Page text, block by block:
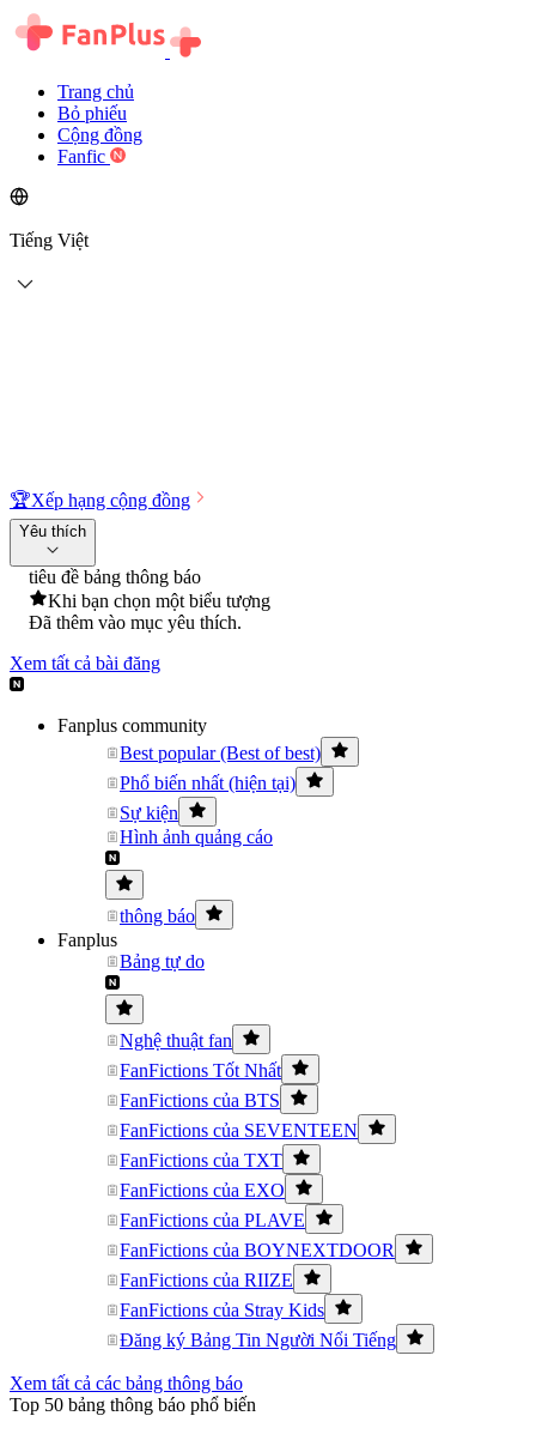
Trang chủ
Bỏ phiếu
Cộng đồng
Fanfic
Tiếng Việt
🏆Xếp hạng cộng đồng
Yêu thích
tiêu đề bảng thông báo
Khi bạn chọn một biểu tượng
Đã thêm vào mục yêu thích.
Xem tất cả bài đăng
Fanplus community
Best popular (Best of best)
Phổ biến nhất (hiện tại)
Sự kiện
Hình ảnh quảng cáo
thông báo
Fanplus
Bảng tự do
Nghệ thuật fan
FanFictions Tốt Nhất
FanFictions của BTS
FanFictions của SEVENTEEN
FanFictions của TXT
FanFictions của EXO
FanFictions của PLAVE
FanFictions của BOYNEXTDOOR
FanFictions của RIIZE
FanFictions của Stray Kids
Đăng ký Bảng Tin Người Nổi Tiếng
Xem tất cả các bảng thông báo
Top 50 bảng thông báo phổ biến